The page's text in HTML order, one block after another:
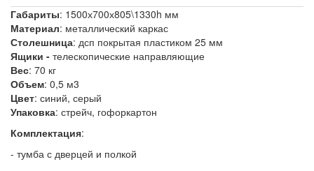
Габариты: 1500х700х805\1330h мм
Материал: металлический каркас
Столешница: дсп покрытая пластиком 25 мм
Ящики - телескопические направляющие
Вес: 70 кг
Объем: 0,5 м3
Цвет: синий, серый
Упаковка: стрейч, гофоркартон
Комплектация:
- тумба с дверцей и полкой